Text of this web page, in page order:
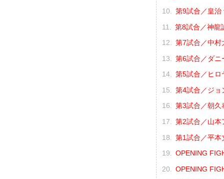
第9試合／皇治
第8試合／神龍
第7試合／中村
第6試合／ダニ
第5試合／ヒロ
第4試合／ジョ
第3試合／朝久
第2試合／山本
第1試合／平本
OPENING
OPENING